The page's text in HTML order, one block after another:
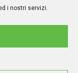
i nostri servizi.